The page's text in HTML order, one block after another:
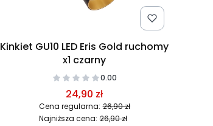
Kinkiet GU10 LED Eris Gold ruchomy
x1 czarny
0.00
24,90 zł
Cena regularna: 26,90 zł
Najniższa cena: 26,90 zł